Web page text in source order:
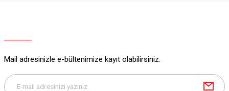
Mail adresinizle e-bültenimize kayıt olabilirsiniz.